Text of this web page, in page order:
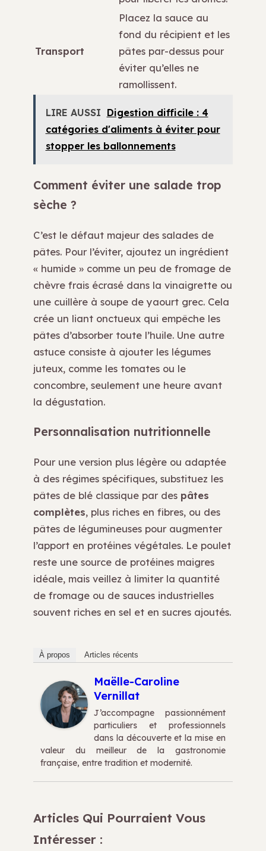
Transport
Placez la sauce au
fond du récipient et les
pâtes par-dessus pour
éviter qu’elles ne
ramollissent.
LIRE AUSSI Digestion difficile : 4
catégories d'aliments à éviter pour
stopper les ballonnements
Comment éviter une salade trop
sèche ?
C’est le défaut majeur des salades de
pâtes. Pour l’éviter, ajoutez un ingrédient
« humide » comme un peu de fromage de
chèvre frais écrasé dans la vinaigrette ou
une cuillère à soupe de yaourt grec. Cela
crée un liant onctueux qui empêche les
pâtes d’absorber toute l’huile. Une autre
astuce consiste à ajouter les légumes
juteux, comme les tomates ou le
concombre, seulement une heure avant
la dégustation.
Personnalisation nutritionnelle
Pour une version plus légère ou adaptée
à des régimes spécifiques, substituez les
pâtes de blé classique par des pâtes
complètes, plus riches en fibres, ou des
pâtes de légumineuses pour augmenter
l’apport en protéines végétales. Le poulet
reste une source de protéines maigres
idéale, mais veillez à limiter la quantité
de fromage ou de sauces industrielles
souvent riches en sel et en sucres ajoutés.
À propos Articles récents
Maëlle-Caroline
Vernillat
J’accompagne passionnément
particuliers et professionnels
dans la découverte et la mise en
valeur du meilleur de la gastronomie
française, entre tradition et modernité.
Articles Qui Pourraient Vous
Intéresser :